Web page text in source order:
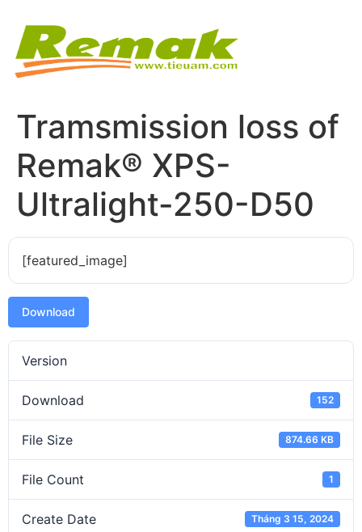
Tramsmission loss of
Remak® XPS-
Ultralight-250-D50
[featured_image]
Download
Version
Download 152
File Size 874.66 KB
File Count 1
Create Date Tháng 3 15, 2024